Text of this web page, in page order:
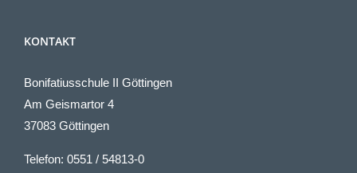
KONTAKT
Bonifatiusschule II Göttingen
Am Geismartor 4
37083 Göttingen
Telefon: 0551 / 54813-0